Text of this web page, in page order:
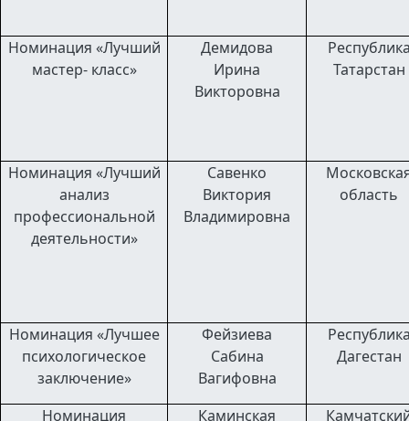
Номинация «Лучший
мастер- класс»
Демидова
Ирина
Викторовна
Татарстан
Номинация «Лучший
анализ
профессиональной
деятельности»
Савенко
Виктория
Владимировна
область
Номинация «Лучшее
психологическое
заключение»
Фейзиева
Сабина
Вагифовна
Дагестан
Номинация Каминская